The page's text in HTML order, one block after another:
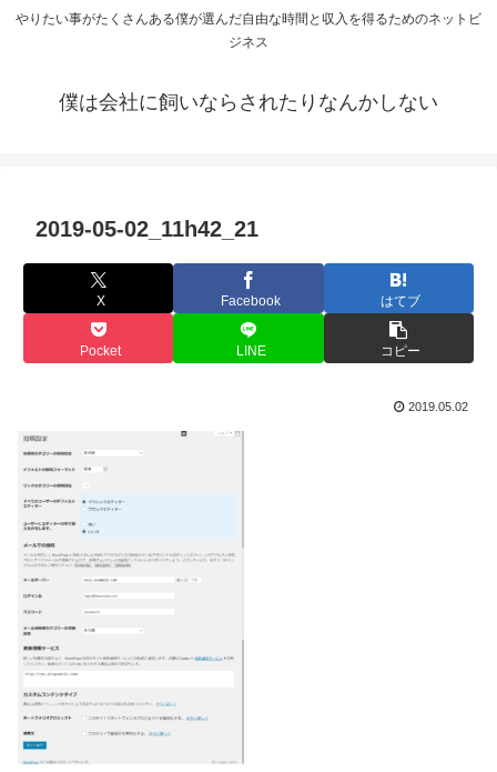
やりたい事がたくさんある僕が選んだ自由な時間と収入を得るためのネットビ
ジネス
僕は会社に飼いならされたりなんかしない
2019-05-02_11h42_21
X Facebook はてブ
Pocket LINE コピー
2019.05.02